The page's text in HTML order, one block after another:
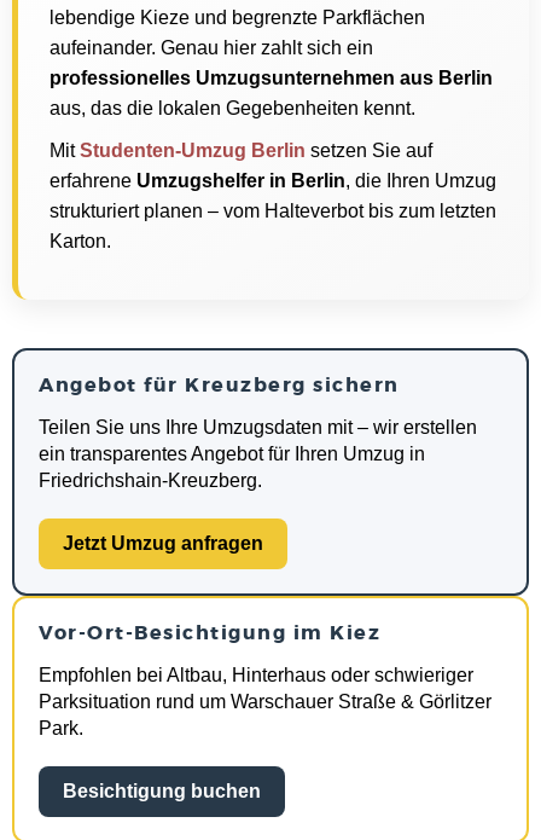
lebendige Kieze und begrenzte Parkflächen
aufeinander. Genau hier zahlt sich ein
professionelles Umzugsunternehmen aus Berlin
aus, das die lokalen Gegebenheiten kennt.
MitStudenten-Umzug Berlin setzen Sie auf
erfahrene Umzugshelfer in Berlin, die Ihren Umzug
strukturiert planen – vom Halteverbot bis zum letzten
Karton.
Angebot für Kreuzberg sichern
Teilen Sie uns Ihre Umzugsdaten mit – wir erstellen
ein transparentes Angebot für Ihren Umzug in
Friedrichshain-Kreuzberg.
Jetzt Umzug anfragen
Vor-Ort-Besichtigung im Kiez
Empfohlen bei Altbau, Hinterhaus oder schwieriger
Parksituation rund um Warschauer Straße & Görlitzer
Park.
Besichtigung buchen